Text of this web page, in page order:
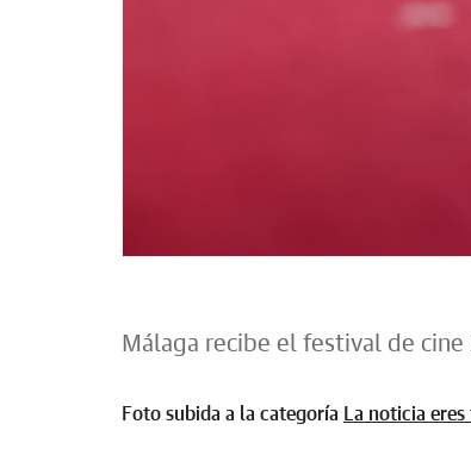
Málaga recibe el festival de
Foto subida a la categoría La noticia eres